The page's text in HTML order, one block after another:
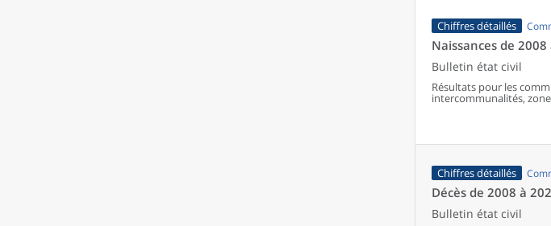
Chiffres détaillés
Naissances de 2008
Bulletin état civil
Résultats pour les
intercommunalités,
France (y compris
Chiffres détaillés
Décès de 2008 à
Bulletin état civil